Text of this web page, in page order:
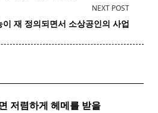
NEXT POST
이 재 정의되면서 소상공인의 사업
저렴하게 헤메를 받을